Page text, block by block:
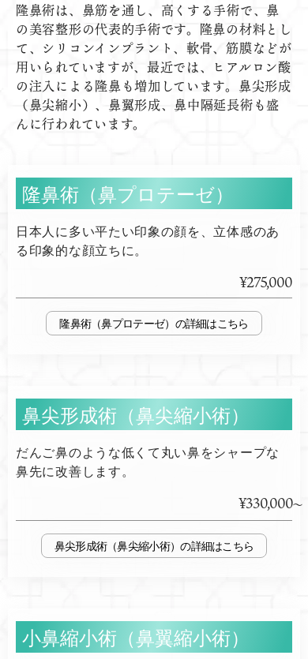
隆鼻術は、鼻筋を通し、高くする手術で、鼻
の美容整形の代表的手術です。隆鼻の材料とし
て、シリコンインプラント、軟骨、筋膜などが
用いられていますが、最近では、ヒアルロン酸
の注入による隆鼻も増加しています。鼻尖形成
（鼻尖縮小）、鼻翼形成、鼻中隔延長術も盛
んに行われています。
隆鼻術（鼻プロテーゼ）
日本人に多い平たい印象の顔を、立体感のあ
る印象的な顔立ちに。
¥275,000
隆鼻術（鼻プロテーゼ）
鼻尖形成術（鼻尖縮小術）
だんご鼻のような低くて丸い鼻をシャープな
鼻先に改善します。
¥330,000
鼻尖形成術（鼻尖縮小術）
小鼻縮小術（鼻翼縮小術）